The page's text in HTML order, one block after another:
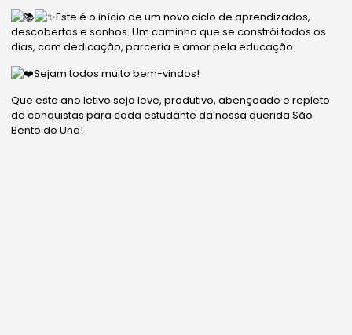
Este é o início de um novo ciclo de aprendizados,
descobertas e sonhos. Um caminho que se constrói todos os
dias, com dedicação, parceria e amor pela educação.
Sejam todos muito bem-vindos!
Que este ano letivo seja leve, produtivo, abençoado e repleto
de conquistas para cada estudante da nossa querida São
Bento do Una!